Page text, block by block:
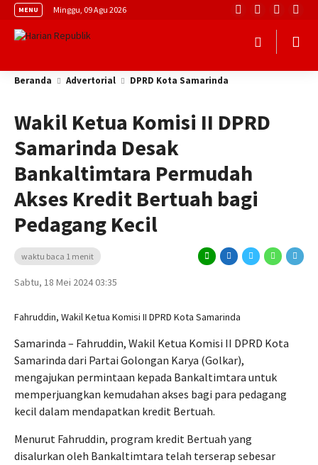
MENU Minggu, 09 Agu 2026
Beranda Advertorial DPRD Kota Samarinda
Wakil Ketua Komisi II DPRD
Samarinda Desak
Bankaltimtara Permudah
Akses Kredit Bertuah bagi
Pedagang Kecil
waktu baca 1 menit
Sabtu, 18 Mei 2024 03:35
Fahruddin, Wakil Ketua Komisi II DPRD Kota Samarinda
Samarinda – Fahruddin, Wakil Ketua Komisi II DPRD Kota
Samarinda dari Partai Golongan Karya (Golkar),
mengajukan permintaan kepada Bankaltimtara untuk
memperjuangkan kemudahan akses bagi para pedagang
kecil dalam mendapatkan kredit Bertuah.
Menurut Fahruddin, program kredit Bertuah yang
disalurkan oleh Bankaltimtara telah terserap sebesar